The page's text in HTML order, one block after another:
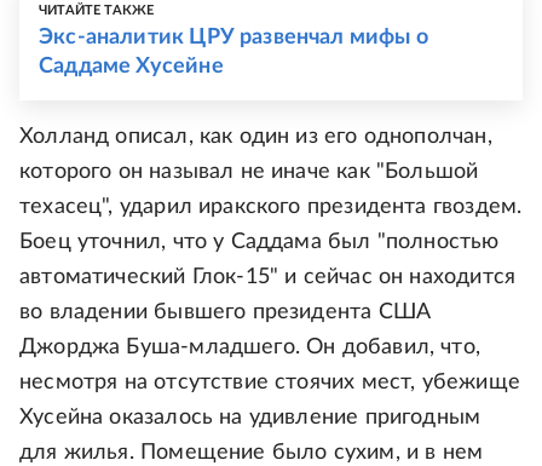
ЧИТАЙТЕ ТАКЖЕ
Экс-аналитик ЦРУ развенчал мифы о
Саддаме Хусейне
Холланд описал, как один из его однополчан,
которого он называл не иначе как "Большой
техасец", ударил иракского президента гвоздем.
Боец уточнил, что у Саддама был "полностью
автоматический Глок-15" и сейчас он находится
во владении бывшего президента США
Джорджа Буша-младшего. Он добавил, что,
несмотря на отсутствие стоячих мест, убежище
Хусейна оказалось на удивление пригодным
для жилья. Помещение было сухим, и в нем